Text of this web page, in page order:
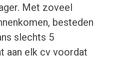
Met zoveel
besteden
slechts 5
aan elk cv voordat